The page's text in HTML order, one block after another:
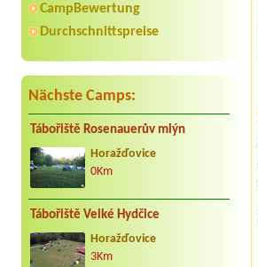
CampBewertung
Durchschnittspreise
Nächste Camps:
Tábořiště Rosenauerův mlýn
Horažďovice
0Km
Tábořiště Velké Hydčice
Horažďovice
3Km